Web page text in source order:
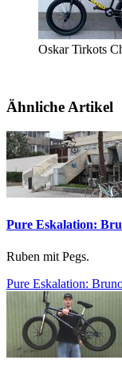
Oskar Tirkots
Ähnliche Artikel
Pure Eskalation:
Ruben mit Pegs.
Pure Eskalation: